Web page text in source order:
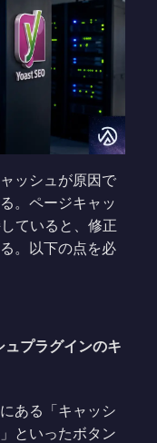
ッシュが原因で
。ページキャッ
ていると、修正
。以下の点を必
ュプラグインのキ
ある「キャッシ
といったボタン